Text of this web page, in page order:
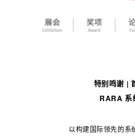
特别鸣谢 |
RARA 系
以构建国际领先的系